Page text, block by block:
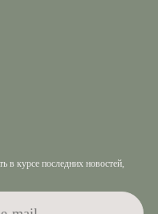
в курсе последних новостей,